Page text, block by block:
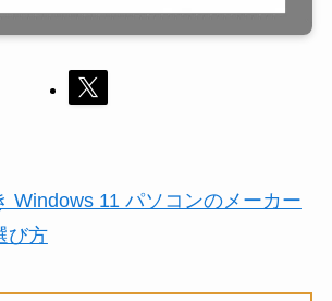
Windows 11 パソコンのメーカー
び方